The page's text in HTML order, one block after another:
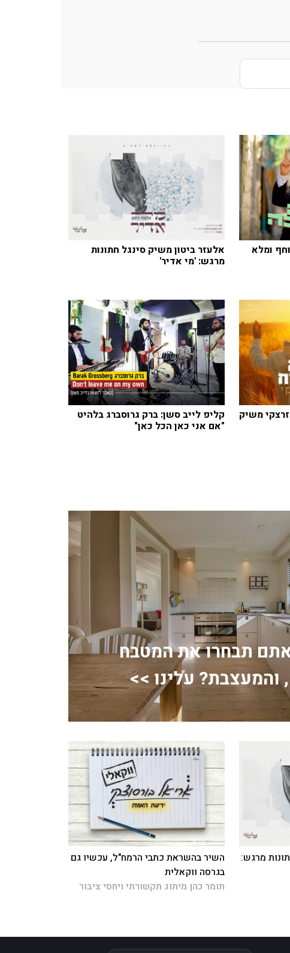
ומלא אלעזר ביטון משיק סינגל חתונות
מרגש: 'מי אדיר'
משיק קליפ לייב סשן: ברק גרוסברג בלהיט
"אם אני כאן הכל כאן"
תבחרו את המטבח
עלינו >>
מרגש:
השיר בהשראת כתבי הרמח"ל, עכשיו גם
בגרסה ווקאלית
תומר כהן מיתוג תקשורתי ויחסי ציבור